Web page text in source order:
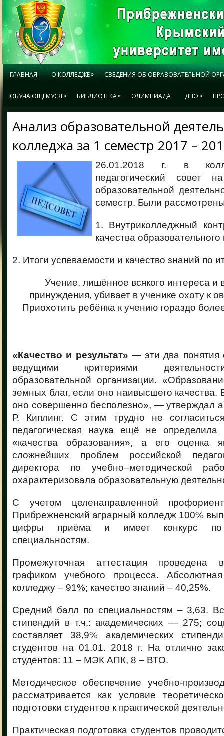
ГЛАВНАЯ О КОЛЛЕДЖЕ» СВЕДЕНИЯ ОБ ОБРАЗОВАТЕЛЬНОЙ
ОБУЧАЮЩЕМУСЯ» БИБЛИОТЕКА» ОЛИМПИАДА ДПО»
Анализ образовательной
колледжа за 1 семестр 2017 –
26.01.2018 г. в
педагогический
образовательной
семестр. Были
1. Внутриколледжный
качества
2. Итоги успеваемости и качество знаний по
Учение, лишённое всякого интереса и
принуждения, убивает в ученике охоту к
Приохотить ребёнка к учению гораздо
«Качество и результат» — эти два понятия
ведущими критериями
образовательной организации.
земных благ, если оно наивысшего качества.
оно совершенно бесполезно», — утверждал
Р. Киплинг. С этим трудно не
педагогическая наука ещё не
«качества образования», а его оценка
сложнейших проблем российской
директора по учебно–методической
охарактеризовала образовательную
С учетом целенаправленной
Прибрежненский аграрный колледж 100%
цифры приёма и имеет конкурс по
специальностям.
Промежуточная аттестация проведена
графиком учебного процесса.
колледжу – 91%; качество знаний – 40,25%.
Средний балл по специальностям – 3,63.
стипендий в т.ч.: академических — 275;
составляет 38,9% академических
студентов на 01.01. 2018 г. На отлично
студентов: 11 – МЭК АПК, 8 – ВТО.
Методическое обеспечение учебно-
рассматривается как условие
подготовки студентов к практической
Практическая подготовка студентов